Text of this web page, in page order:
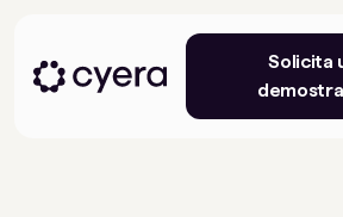
Solicita